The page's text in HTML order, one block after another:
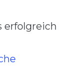
enroll in
erfolgreich